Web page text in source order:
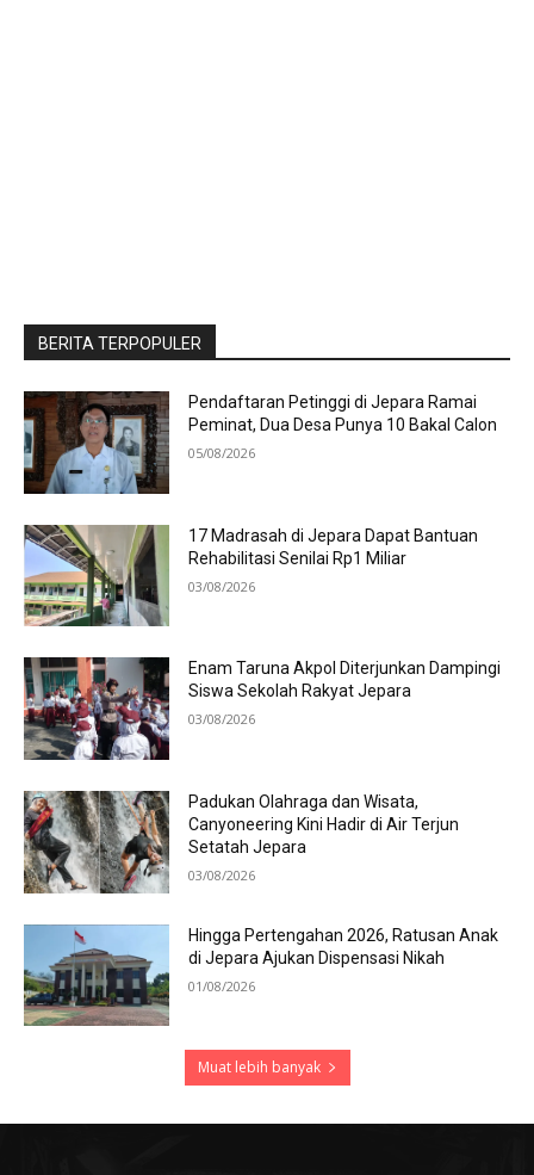
BERITA TERPOPULER
Pendaftaran Petinggi di Jepara Ramai
Peminat, Dua Desa Punya 10 Bakal Calon
05/08/2026
17 Madrasah di Jepara Dapat Bantuan
Rehabilitasi Senilai Rp1 Miliar
03/08/2026
Enam Taruna Akpol Diterjunkan Dampingi
Siswa Sekolah Rakyat Jepara
03/08/2026
Padukan Olahraga dan Wisata,
Canyoneering Kini Hadir di Air Terjun
Setatah Jepara
03/08/2026
Hingga Pertengahan 2026, Ratusan Anak
di Jepara Ajukan Dispensasi Nikah
01/08/2026
Muat lebih banyak